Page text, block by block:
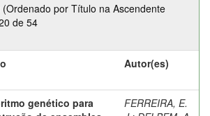
por Título na Ascendente
de 54
Autor(es)
genético para
FERREIRA, E.